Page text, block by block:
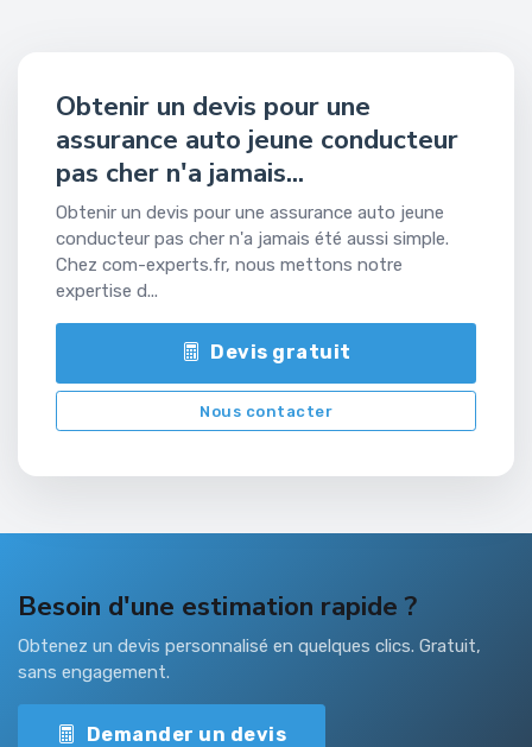
Obtenir un devis pour une
assurance auto jeune conducteur
pas cher n'a jamais...
Obtenir un devis pour une assurance auto jeune
conducteur pas cher n'a jamais été aussi simple.
Chez com-experts.fr, nous mettons notre
expertise d...
Devis gratuit
Nous contacter
Besoin d'une estimation rapide ?
Obtenez un devis personnalisé en quelques clics. Gratuit,
sans engagement.
Demander un devis